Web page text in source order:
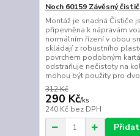
Noch 60159 Závěsný
Montáž je snadná Čističe
připevněna k nápravám
normálním řízení v obou
skládají z robustního
povrchem podobným
odstraňuje nečistoty na
mohou být použity pro
312 Kč
290 Kč/ks
240 Kč bez DPH